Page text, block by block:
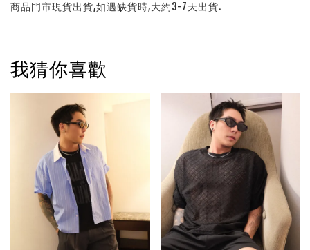
商品門市現貨出貨,如遇缺貨時,大約3-7天出貨.
我猜你喜歡